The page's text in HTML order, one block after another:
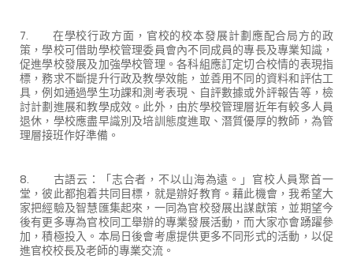
7. 在學校行政方面，官校的校本發展計劃應配合局方的政
策，學校可借助學校管理委員會內不同成員的專長及專業知識，
促進學校發展及加強學校管理。各科組應訂定切合校情的表現指
標，務求不斷提升行政及教學效能，並善用不同的資料和評估工
具，例如通過學生功課和測考表現、自評數據或外評報告等，檢
討計劃進展和教學成效。此外，由於學校管理層近年有較多人員
退休，學校應盡早識別及培訓態度進取、潛質優厚的教師，為管
理層接班作好準備。
8. 古語云：「志合者，不以山海為遠。」官校人員聚首一
堂，彼此都抱着共同目標，就是辦好教育。藉此機會，我希望大
家把經驗及智慧匯集起來，一同為官校發展出謀獻策，並期望今
後有更多專為官校同工舉辦的專業發展活動，而大家亦會踴躍參
加，積極投入。本局日後會考慮提供更多不同形式的活動，以促
進官校校長及老師的專業交流。